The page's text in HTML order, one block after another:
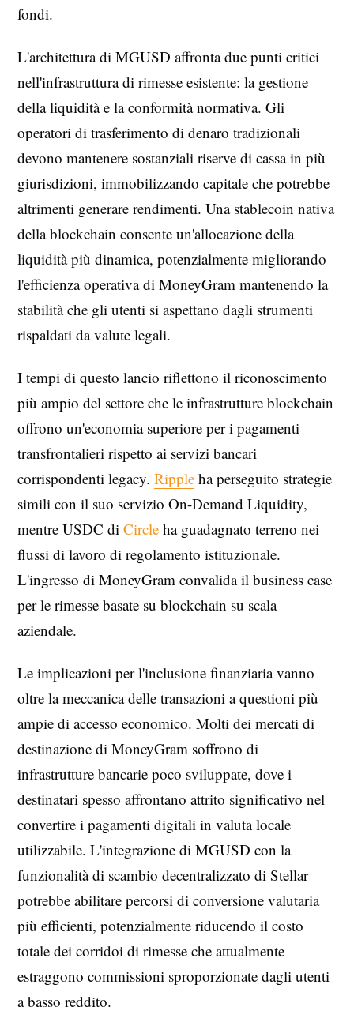
fondi.
L'architettura di MGUSD affronta due punti critici
nell'infrastruttura di rimesse esistente: la gestione
della liquidità e la conformità normativa. Gli
operatori di trasferimento di denaro tradizionali
devono mantenere sostanziali riserve di cassa in più
giurisdizioni, immobilizzando capitale che potrebbe
altrimenti generare rendimenti. Una stablecoin nativa
della blockchain consente un'allocazione della
liquidità più dinamica, potenzialmente migliorando
l'efficienza operativa di MoneyGram mantenendo la
stabilità che gli utenti si aspettano dagli strumenti
rispaldati da valute legali.
I tempi di questo lancio riflettono il riconoscimento
più ampio del settore che le infrastrutture blockchain
offrono un'economia superiore per i pagamenti
transfrontalieri rispetto ai servizi bancari
corrispondenti legacy. Ripple ha perseguito strategie
simili con il suo servizio On-Demand Liquidity,
mentre USDC di Circle ha guadagnato terreno nei
flussi di lavoro di regolamento istituzionale.
L'ingresso di MoneyGram convalida il business case
per le rimesse basate su blockchain su scala
aziendale.
Le implicazioni per l'inclusione finanziaria vanno
oltre la meccanica delle transazioni a questioni più
ampie di accesso economico. Molti dei mercati di
destinazione di MoneyGram soffrono di
infrastrutture bancarie poco sviluppate, dove i
destinatari spesso affrontano attrito significativo nel
convertire i pagamenti digitali in valuta locale
utilizzabile. L'integrazione di MGUSD con la
funzionalità di scambio decentralizzato di Stellar
potrebbe abilitare percorsi di conversione valutaria
più efficienti, potenzialmente riducendo il costo
totale dei corridoi di rimesse che attualmente
estraggono commissioni sproporzionate dagli utenti
a basso reddito.